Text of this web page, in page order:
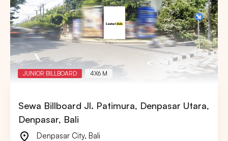
JUNIOR BILLBOARD 4X6 M
Sewa Billboard Jl. Patimura, Denpasar Utara,
Denpasar, Bali
Denpasar City, Bali